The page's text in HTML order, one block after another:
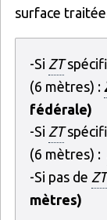
surface
-Si ZT
(6 mètres) :
fédérale)
-Si ZT
(6 mètres) :
-Si pas de ZT
mètres)